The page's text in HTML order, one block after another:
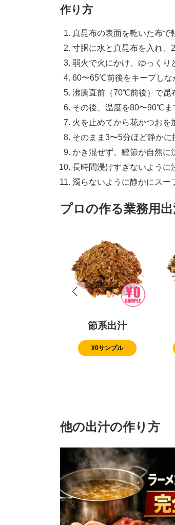
作り方
真昆布の表面を乾いた布で
寸胴に水と真昆布を入れ、
弱火で火にかけ、ゆっくり
60〜65℃前後をキープしな
沸騰直前（70℃前後）で昆
その後、温度を80〜90℃ま
火を止めてから花かつおを
そのまま3〜5分ほど静かに
かき混ぜず、鰹節が自然に
長時間浸けすぎないように
濁らないように静かにスー
プロの作る業務用
節系出汁
¥0サンプル
他の出汁の作り方